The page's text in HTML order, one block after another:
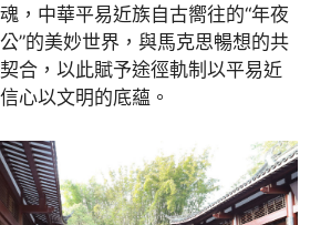
，中華平易近族自古嚮往的“年夜
”的美妙世界，與馬克思暢想的共
合，以此賦予途徑軌制以平易近
心以文明的底蘊。